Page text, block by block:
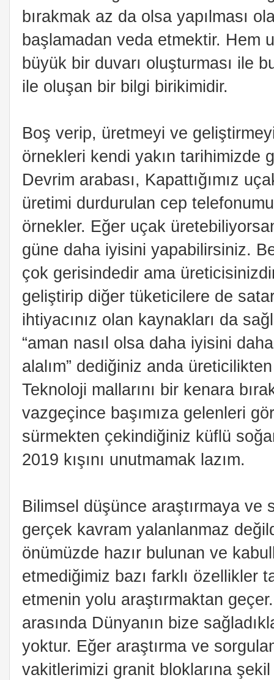
bırakmak az da olsa yapılması
başlamadan veda etmektir. Hem
büyük bir duvarı oluşturması ile
ile oluşan bir bilgi birikimidir.
Boş verip, üretmeyi ve
örnekleri kendi yakın tarihimizde
Devrim arabası, Kapattığımız
üretimi durdurulan cep
örnekler. Eğer uçak
güne daha iyisini yapabilirsiniz.
çok gerisindedir ama
geliştirip diğer tüketicilere de
ihtiyacınız olan kaynakları da
“aman nasıl olsa daha iyisini
alalım” dediğiniz anda
Teknoloji mallarını bir kenara
vazgeçince başımıza gelenleri
sürmekten çekindiğiniz küflü
2019 kışını unutmamak lazım.
Bilimsel düşünce araştırmaya ve
gerçek kavram yalanlanmaz
önümüzde hazır bulunan ve
etmediğimiz bazı farklı özellikler
etmenin yolu araştırmaktan
arasında Dünyanın bize
yoktur. Eğer araştırma ve
vakitlerimizi granit bloklarına